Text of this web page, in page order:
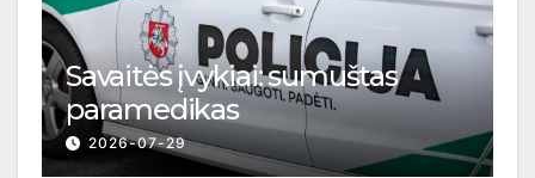
Savaitės įvykiai: sumuštas
paramedikas
2026-07-29